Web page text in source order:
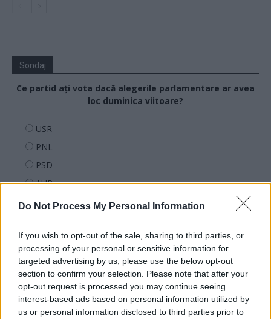
Do Not Process My Personal Information
If you wish to opt-out of the sale, sharing to third parties, or
processing of your personal or sensitive information for
targeted advertising by us, please use the below opt-out
section to confirm your selection. Please note that after your
opt-out request is processed you may continue seeing
interest-based ads based on personal information utilized by
us or personal information disclosed to third parties prior to
Sondaj
Ce partid ați vota dacă alegerile parlamentare ar avea
loc duminica viitoare?
USR
PNL
PSD
AUR
UDMR
Forța Dreptei (L. Orban)
PNȚMM
REPER
SENS
SOS (Șoșoacă)